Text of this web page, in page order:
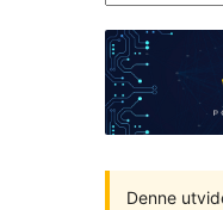
utvidelser
Denne